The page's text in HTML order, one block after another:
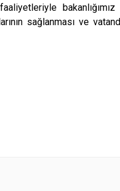
sağlanması ve